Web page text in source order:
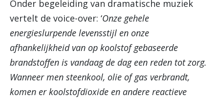
Onder begeleiding van dramatische muziek
vertelt de voice-over: ‘Onze gehele
energieslurpende levensstijl en onze
afhankelijkheid van op koolstof gebaseerde
brandstoffen is vandaag de dag een reden tot zorg.
Wanneer men steenkool, olie of gas verbrandt,
komen er koolstofdioxide en andere reactieve